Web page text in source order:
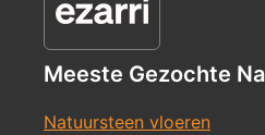
Meeste Gezochte
Natuursteen vloeren